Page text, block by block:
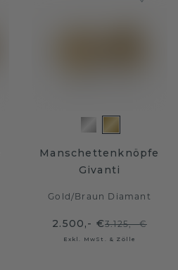
Manschettenknöpfe
Givanti
Gold/Braun Diamant
2.500,- €3.125,- €
Exkl. MwSt. & Zölle